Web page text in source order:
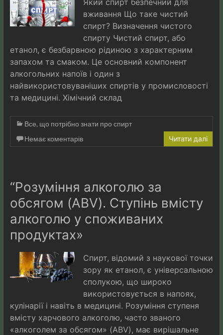
Який спирт безпечний для
вживання Що таке чистий
спирт? Визначення чистого
спирту Чистий спирт, або
етанол, є безбарвною рідиною з характерним
запахом та смаком. Це основний компонент
алкогольних напоїв і один з
найвикористовуваніших спиртів у промисловості
та медицині. Хімічний склад
Все, що потрібно знати про спирт
Немає коментарів
Читати далі
“Розуміння алкоголю за
обсягом (ABV). Ступінь вмісту
алкоголю у споживаних
продуктах»
Спирт, відомий з наукової точки
зору як етанол, є універсальною
сполукою, що широко
використовується в напоях,
кулінарії і навіть в медицині. Розуміння ступеня
вмісту харчового алкоголю, часто званого
«алкоголем за обсягом» (ABV), має вирішальне